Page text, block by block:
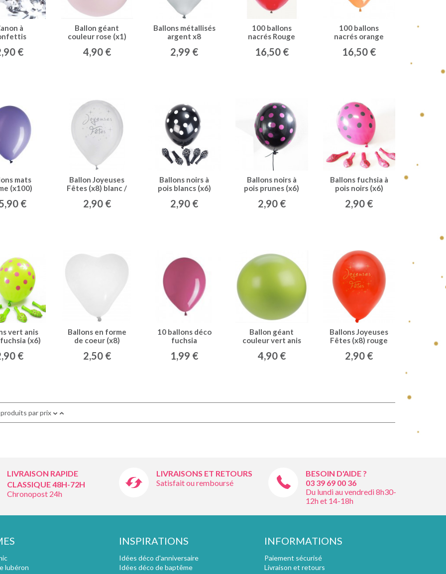
à
€
Ballon géant
couleur rose (x1)
4,90 €
Ballons métallisés
argent x8
2,99 €
100 ballons
nacrés Rouge
16,50 €
100 ballons
nacrés orange
16,50 €
mats
(x100)
€
Ballon Joyeuses
Fêtes (x8) blanc /
2,90 €
Ballons noirs à
pois blancs (x6)
2,90 €
Ballons noirs à
pois prunes (x6)
2,90 €
Ballons fuchsia à
pois noirs (x6)
2,90 €
vert anis
(x6)
€
Ballons en forme
de coeur (x8)
2,50 €
10 ballons déco
fuchsia
1,99 €
Ballon géant
couleur vert anis
4,90 €
Ballons Joyeuses
Fêtes (x8) rouge
2,90 €
par prix
LIVRAISON RAPIDE
CLASSIQUE 48H-72H
Chronopost 24h
LIVRAISONS ET RETOURS
Satisfait ou remboursé
BESOIN D'AIDE ?
03 39 69 00 36
Du lundi au vendredi 8h30-
12h et 14-18h
lubéron
INSPIRATIONS
Idées déco d'anniversaire
Idées déco de baptême
INFORMATIONS
Paiement sécurisé
Livraison et retours